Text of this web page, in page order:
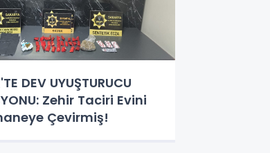
DEV UYUŞTURUCU
Zehir Taciri Evini
Çevirmiş!